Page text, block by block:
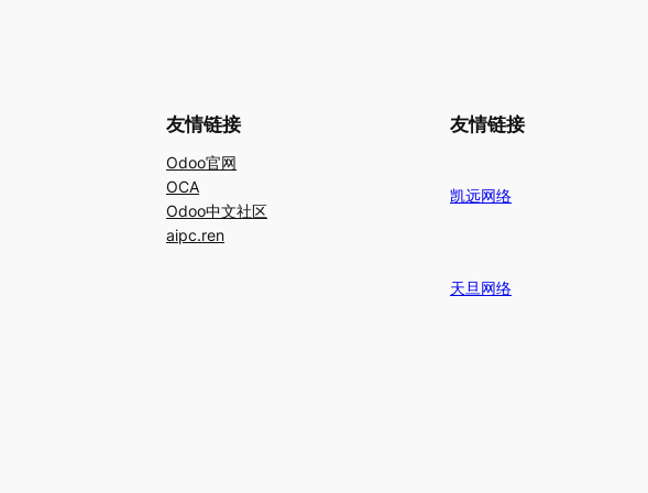
友情链接
Odoo官网
OCA
Odoo中文社区
aipc.ren
友情链接
凯远网络
天旦网络